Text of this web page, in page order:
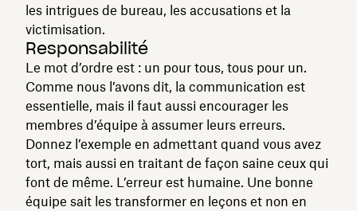
les intrigues de bureau, les accusations et la
victimisation.
Responsabilité
Le mot d’ordre est : un pour tous, tous pour un.
Comme nous l’avons dit, la communication est
essentielle, mais il faut aussi encourager les
membres d’équipe à assumer leurs erreurs.
Donnez l’exemple en admettant quand vous avez
tort, mais aussi en traitant de façon saine ceux qui
font de même. L’erreur est humaine. Une bonne
équipe sait les transformer en leçons et non en